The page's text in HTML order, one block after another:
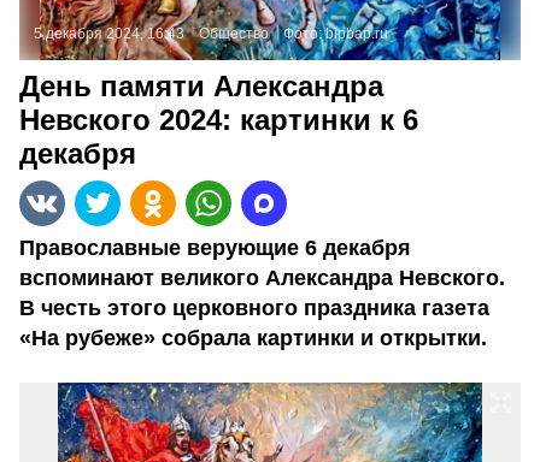
5 декабря 2024, 16:43 Общество Фото:bipbap.ru
День памяти Александра
Невского 2024: картинки к 6
декабря
Православные верующие 6 декабря
вспоминают великого Александра Невского.
В честь этого церковного праздника газета
«На рубеже» собрала картинки и открытки.